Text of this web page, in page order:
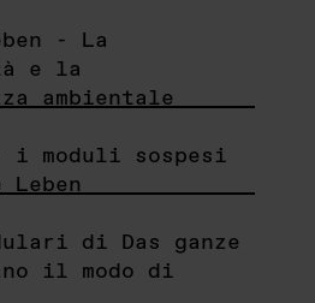
- La
e la
ambientale
i moduli sospesi
di Das ganze
il modo di